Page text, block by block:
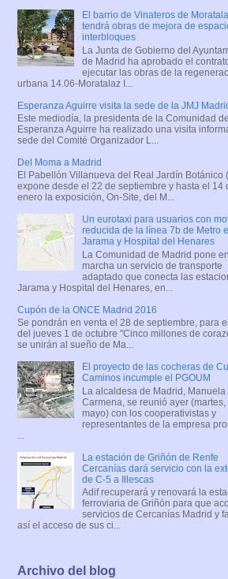
El barrio de Vinateros de
tendrá obras de mejora de
interbloques
La Junta de Gobierno del
de Madrid ha aprobado el
ejecutar las obras de la
urbana 14.06-Moratalaz I...
Esperanza Aguirre visita la sede de la JMJ
Este mediodía, la presidenta de la Comunidad
Esperanza Aguirre ha realizado una visita
sede del Comité Organizador L...
Del Moma a Madrid
El Pabellón Villanueva del Real Jardín Botánico
expone desde el 22 de septiembre y hasta el 14
enero la exposición, On-Site, del M...
Un eurotaxi para usuarios con
reducida de la línea 7b de Metro
Jarama y Hospital del Henares
La Comunidad de Madrid pone en
marcha un servicio de transporte
adaptado que conecta las
Jarama y Hospital del Henares, en...
Cupón de la ONCE Madrid 2016
Se pondrán en venta el 28 de septiembre, para
del jueves 1 de octubre "Cinco millones de
se unirán al sueño de Ma...
El proyecto de las cocheras de
Caminos incumple el PGOUM
La alcaldesa de Madrid, Manuela
Carmena, se reunió ayer (martes,
mayo) con los cooperativistas y
representantes de la empresa
La estación de Griñón de Renfe
Cercanías dará servicio con la
de C-5 a Illescas
Adif recuperará y renovará la
ferroviaria de Griñón para que
servicios de Cercanías Madrid y
así el acceso de sus ci...
Archivo del blog